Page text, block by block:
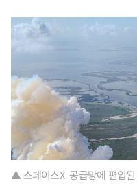
▲ 스페이스X 공급망에 편입된